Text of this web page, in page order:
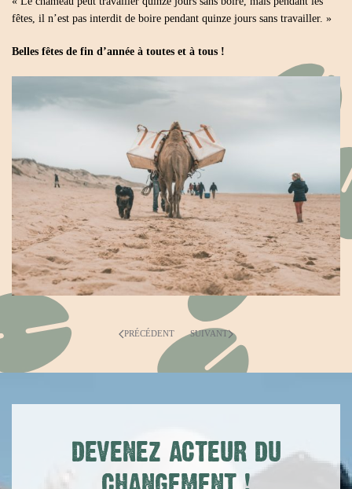
fêtes, il n’est pas interdit de boire pendant quinze jours sans travailler. »
Belles fêtes de fin d’année à toutes et à tous !
PRÉCÉDENT SUIVANT
DEVENEZ ACTEUR DU